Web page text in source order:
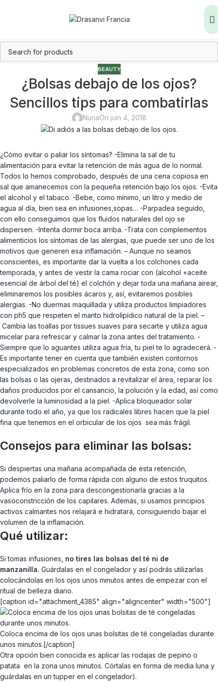
BEAUTY
¿Bolsas debajo de los ojos?
Sencillos tips para combatirlas
NuriaOn juin 4, 2018
¿Cómo evitar o paliar los síntomas? -Elimina la sal de tu
alimentación para evitar la retención de más agua de lo normal.
Todos lo hemos comprobado, después de una cena copiosa en
sal que amanecemos con la pequeña retención bajo los ojos. -Evita
el alcohol y el tabaco. -Bebe, como mínimo, un litro y medio de
agua al día, bien sea en infusiones,sopas… -Parpadea seguido,
con ello conseguimos que los fluidos naturales del ojo se
dispersen. -Intenta dormir boca arriba. -Trata con complementos
alimenticios los síntomas de las alergias, que puede ser uno de los
motivos que generen esa inflamación. – Aunque no seamos
conscientes, es importante dar la vuelta a los colchones cada
temporada, y antes de vestir la cama rociar con (alcohol +aceite
esencial de árbol del té) el colchón y dejar toda una mañana airear,
eliminaremos los posibles ácaros y, así, evitaremos posibles
alergias. -No duermas maquillada y utiliza productos limpiadores
con ph5 que respeten el manto hidrolipídico natural de la piel. –
Cambia las toallas por tissues suaves para secarte y utiliza agua
micelar para refrescar y calmar la zona antes del tratamiento. -
Siempre que lo aguantes utiliza agua fría, tu piel te lo agradecerá. -
Es importante tener en cuenta que también existen contornos
especializados en problemas concretos de esta zona, como son
las bolsas o las ojeras, destinados a revitalizar el área, reparar los
daños producidos por el cansancio, la polución y la edad, así como
devolverle la luminosidad a la piel. -Aplica bloqueador solar
durante todo el año, ya que los radicales libres hacen que la piel
fina que tenemos en el orbicular de los ojos sea más frágil.
Consejos para eliminar las bolsas:
Si despiertas una mañana acompañada de esta retención,
podemos paliarlo de forma rápida con alguno de estos truquitos.
Aplica frío en la zona para descongestionarla gracias a la
vasoconstricción de los capilares. Además, si usamos principios
activos calmantes nos relajará e hidratará, consiguiendo bajar el
volumen de la inflamación.
Qué utilizar:
Si tomas infusiones, no tires las bolsas del té ni de
manzanilla. Guárdalas en el congelador y así podrás utilizarlas
colocándolas en los ojos unos minutos antes de empezar con el
ritual de belleza diario.
[caption id="attachment_4385" align="aligncenter" width="500"]
Coloca encima de los ojos unas bolsitas de té congeladas durante
unos minutos.[/caption]
Otra opción bien conocida es aplicar las rodajas de pepino o
patata en la zona unos minutos. Córtalas en forma de media luna y
guárdalas en un tupper en el congelador).